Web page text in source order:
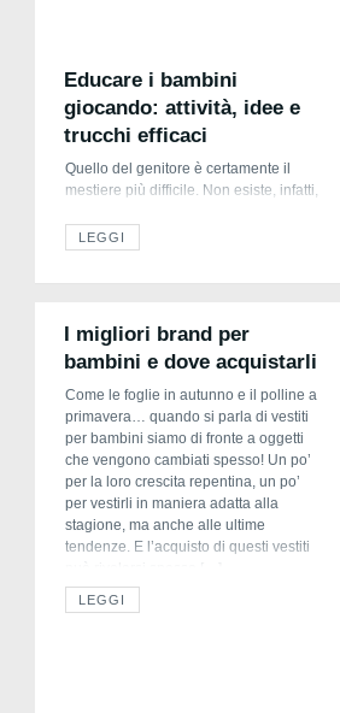
Educare i bambini
giocando: attività, idee e
trucchi efficaci
Quello del genitore è certamente il
mestiere più difficile. Non esiste, infatti,
propri figli e numerosi sono i modelli
educativi che vengono proposti ai
riguarda l’educazione tramite i giochi,
adatti […]
LEGGI
I migliori brand per
bambini e dove acquistarli
Come le foglie in autunno e il polline a
primavera… quando si parla di vestiti
per bambini siamo di fronte a oggetti
che vengono cambiati spesso! Un po’
per la loro crescita repentina, un po’
per vestirli in maniera adatta alla
stagione, ma anche alle ultime
tendenze. E l’acquisto di questi vestiti
LEGGI